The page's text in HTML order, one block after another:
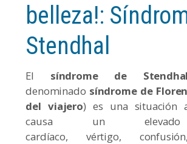
belleza!:
Stendhal
El síndrome de Stendhal
denominado síndrome de
del viajero) es una situación
causa un
cardíaco, vértigo,